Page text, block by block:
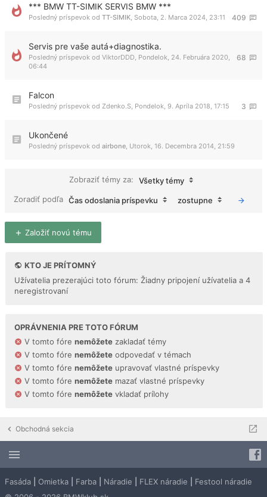
*** BMW TT-SIMIK SERVIS BMW ***
409
Posledný príspevok od TT-SIMIK Sobota, 2. Marca 2024, 23:11
Servis pre vaše autá+diagnostika.
68
Posledný príspevok od ViktorDDD Pondelok, 24. Februára 2020,
06:44
Falcon
3
Posledný príspevok od Zdenko.S Pondelok, 9. Apríla 2018, 17:15
Ukončené
Posledný príspevok od airbone Utorok, 16. Decembra 2014, 21:59
Zobraziť témy za:
Všetky témy
Zoradiť podľa Čas odoslania príspevku zostupne
Založiť novú tému
KTO JE PRÍTOMNÝ
Užívatelia prezerajúci toto fórum: Žiadny pripojení užívatelia a 4
neregistrovaní
OPRÁVNENIA PRE TOTO FÓRUM
V tomto fóre nemôžete zakladať témy
V tomto fóre nemôžete odpovedať v témach
V tomto fóre nemôžete upravovať vlastné príspevky
V tomto fóre nemôžete mazať vlastné príspevky
V tomto fóre nemôžete vkladať prílohy
Obchodná sekcia
Fasáda Omietka Farba Náradie FLEX náradie
Festool náradie